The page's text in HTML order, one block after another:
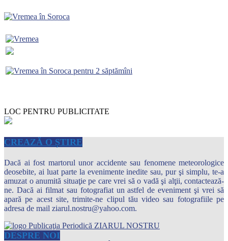
LOC PENTRU PUBLICITATE
CREAZĂ O ȘTIRE
Dacă ai fost martorul unor accidente sau fenomene meteorologice
deosebite, ai luat parte la evenimente inedite sau, pur şi simplu, te-a
amuzat o anumită situaţie pe care vrei să o vadă şi alţii, contactează-
ne. Dacă ai filmat sau fotografiat un astfel de eveniment şi vrei să
apară pe acest site, trimite-ne clipul tău video sau fotografiile pe
adresa de mail ziarul.nostru@yahoo.com.
DESPRE NOI